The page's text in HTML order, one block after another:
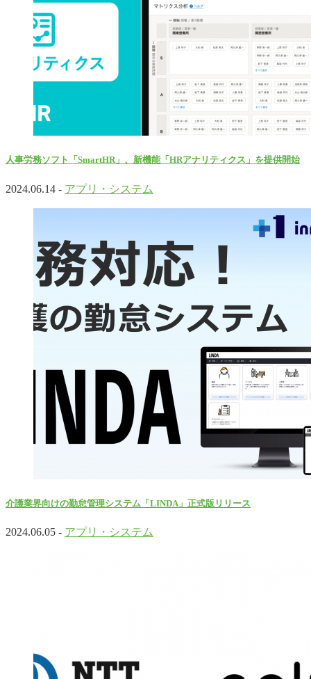
人事労務ソフト「SmartHR」、新機能「HRアナリティクス」を提供開始
2024.06.14 - アプリ・システム
介護業界向けの勤怠管理システム「LINDA」正式版リリース
2024.06.05 - アプリ・システム